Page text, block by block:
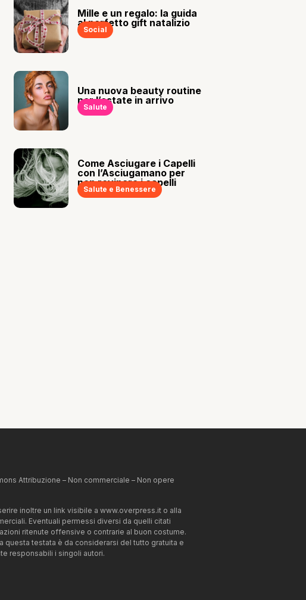
Mille e un regalo: la guida
al perfetto gift natalizio
Social
Una nuova beauty routine
per l’estate in arrivo
Salute
Come Asciugare i Capelli
con l’Asciugamano per
non rovinare i capelli
Salute e Benessere
Attribuzione – Non commerciale – Non opere
inoltre un link visibile a www.overpress.it o alla
Eventuali permessi diversi da quelli citati
ritenute offensive o contrarie al buon costume.
questa testata è da considerarsi del tutto gratuita e
responsabili i singoli autori.